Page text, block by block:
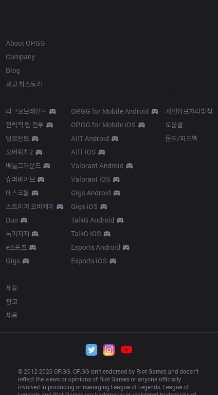
About OP.GG
Company
Blog
로고 히스토리
리그오브레전드
전략적 팀 전투
발로란트
오버워치2
배틀그라운드
슈퍼바이브
데스크톱
스트리머 오버레이
Duo
톡피지지
e스포츠
Gigs
OP.GG for Mobile Android
OP.GG for Mobile iOS
AllT Android
AllT iOS
Valorant Android
Valorant iOS
Gigs Android
Gigs iOS
TalkG Android
TalkG iOS
Esports Android
Esports iOS
개인정보처리방침
도움말
문의/피드백
제휴
광고
채용
© 2012-2026 OP.GG. OP.GG isn’t endorsed by Riot Games and doesn’t
reflect the views or opinions of Riot Games or anyone officially
involved in producing or managing League of Legends. League of